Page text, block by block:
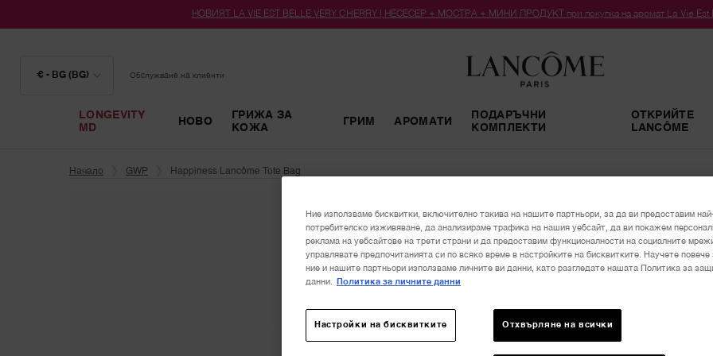
НОВИЯТ LA VIE EST BELLE VERY CHERRY | НЕСЕСЕР + МОСТРА + МИНИ ПРОДУКТ при покупка на аромат La Vie Est
€ - BG (BG) Обслужване на клиенти
LONGEVITY
MD
НОВО
ГРИЖА ЗА
КОЖА
ГРИМ АРОМАТИ
ПОДАРЪЧНИ
КОМПЛЕКТИ
ОТКРИЙТЕ
LANCÔME
Начало
GWP Happiness Lancôme Tote Bag
0,00 €
Ние използваме бисквитки, включително такива на нашите партньори, за да ви предоставим
потребителско изживяване, да анализираме трафика на нашия уебсайт, да ви покажем
реклама на уебсайтове на трети страни и да предоставим функционалности на социалните
управлявате предпочитанията си по всяко време в настройките на бисквитките. Научете повече
ние и нашите партньори използваме личните ви данни, като разгледате нашата Политика за
данни.
Политика за личните данни
Настройки на бисквитките Отхвърляне на всички